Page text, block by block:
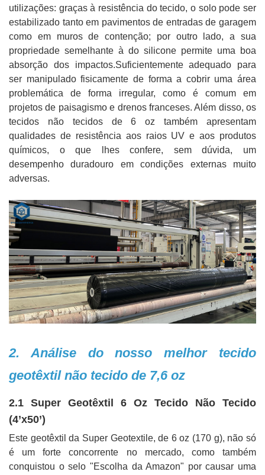
utilizações: graças à resistência do tecido, o solo pode ser
estabilizado tanto em pavimentos de entradas de garagem
como em muros de contenção; por outro lado, a sua
propriedade semelhante à do silicone permite uma boa
absorção dos impactos.Suficientemente adequado para
ser manipulado fisicamente de forma a cobrir uma área
problemática de forma irregular, como é comum em
projetos de paisagismo e drenos franceses. Além disso, os
tecidos não tecidos de 6 oz também apresentam
qualidades de resistência aos raios UV e aos produtos
químicos, o que lhes confere, sem dúvida, um
desempenho duradouro em condições externas muito
adversas.
2. Análise do nosso melhor tecido
geotêxtil não tecido de 7,6 oz
2.1 Super Geotêxtil 6 Oz Tecido Não Tecido
(4’x50’)
Este geotêxtil da Super Geotextile, de 6 oz (170 g), não só
é um forte concorrente no mercado, como também
conquistou o selo "Escolha da Amazon" por causar uma